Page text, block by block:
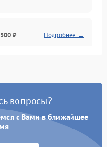
₽ Подробнее →
вопросы?
с Вами в ближайшее